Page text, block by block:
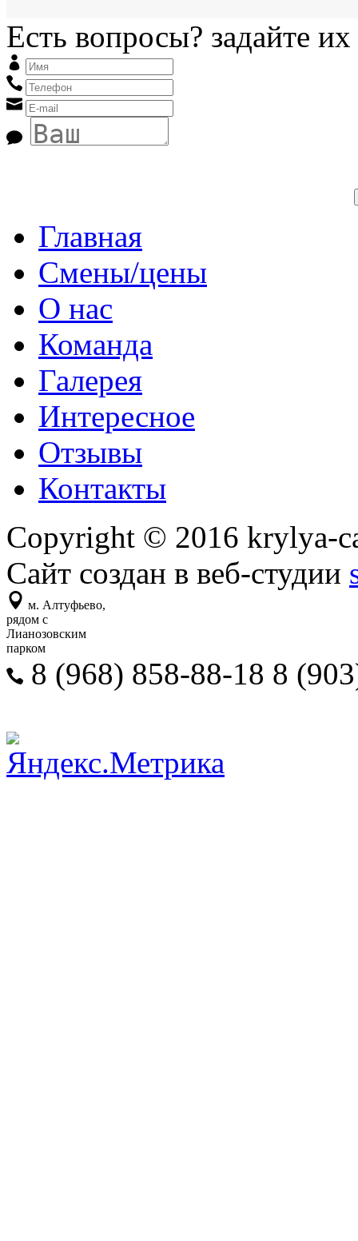
Есть вопросы? задайте
Главная
Смены/цены
О нас
Команда
Галерея
Интересное
Отзывы
Контакты
Copyright © 2016 krylya-
Сайт создан в веб-студии
м. Алтуфьево,
рядом с
Лианозовским
парком
8 (968) 858-88-18 8